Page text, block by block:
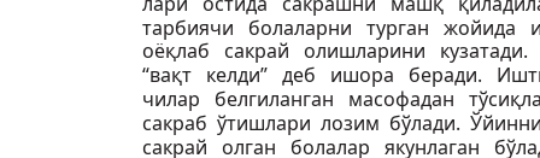
тарбиячи болаларни турган жойида
оёқлаб сакрай олишларини
“вақт келди” деб ишора беради.
чилар белгиланган масофадан
сакраб ўтишлари лозим бўлади.
сакрай олган болалар якунлаган